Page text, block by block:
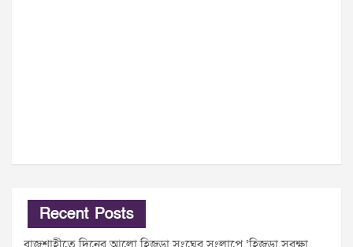
Recent Posts